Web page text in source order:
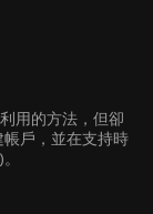
用的方法，但卻
戶，並在支持時